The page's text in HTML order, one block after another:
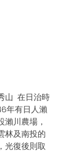
山  在日治時
年有日人瀨
瀨川農場，
林及南投的
光復後則取